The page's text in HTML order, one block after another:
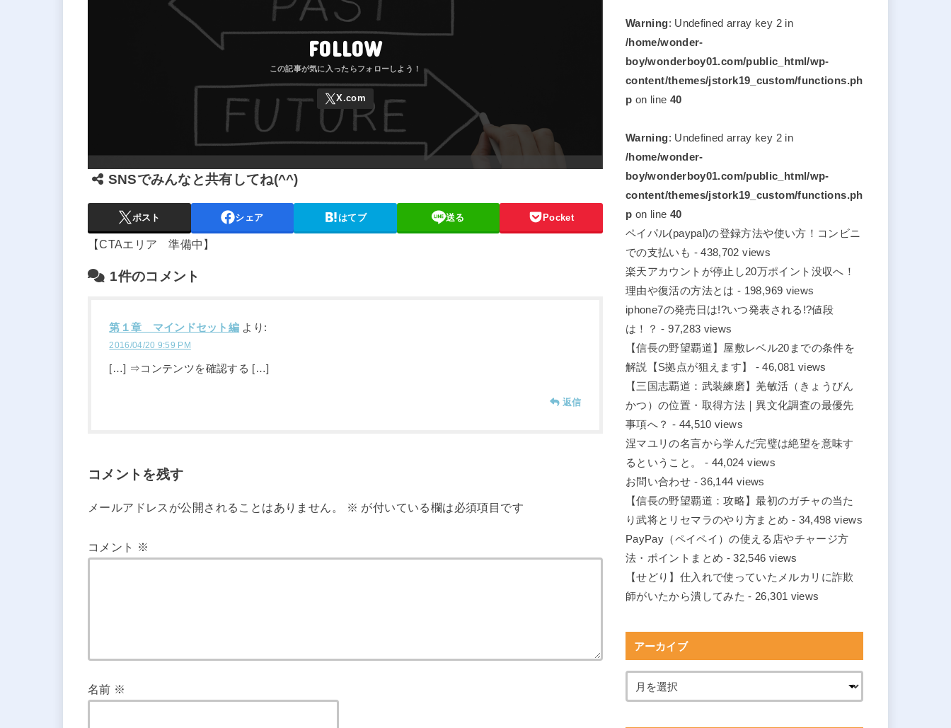
FOLLOW
SNSでみんなと共有してね(^^)
ポスト シェア はてブ 送る Pocket
【CTAエリア 準備中】
1件のコメント
第１章 マインドセット編 より:
2016/04/20 9:59 PM
[…] ⇒コンテンツを確認する […]
返信
コメントを残す
メールアドレスが公開されることはありません。 ※ が付いている欄は必須項目です
コメント ※
名前 ※
Warning: Undefined array key 2 in
/home/wonder-
boy/wonderboy01.com/public_html/wp-
content/themes/jstork19_custom/functions.ph
p on line 40
Warning: Undefined array key 2 in
/home/wonder-
boy/wonderboy01.com/public_html/wp-
content/themes/jstork19_custom/functions.ph
p on line 40
ペイパル(paypal)の登録方法や使い方！コンビニ
での支払いも - 438,702 views
楽天アカウントが停止し20万ポイント没収へ！
理由や復活の方法とは - 198,969 views
iphone7の発売日は!?いつ発表される!?値段
は！？ - 97,283 views
【信長の野望覇道】屋敷レベル20までの条件を
解説【S拠点が狙えます】
- 46,081 views
【三国志覇道：武装練磨】羌敏活（きょうびん
かつ）の位置・取得方法｜異文化調査の最優先
事項へ？ - 44,510 views
涅マユリの名言から学んだ完璧は絶望を意味す
るということ。
- 44,024 views
お問い合わせ - 36,144 views
【信長の野望覇道：攻略】最初のガチャの当た
り武将とリセマラのやり方まとめ - 34,498 views
PayPay（ペイペイ）の使える店やチャージ方
法・ポイントまとめ - 32,546 views
【せどり】仕入れで使っていたメルカリに詐欺
師がいたから潰してみた - 26,301 views
アーカイブ